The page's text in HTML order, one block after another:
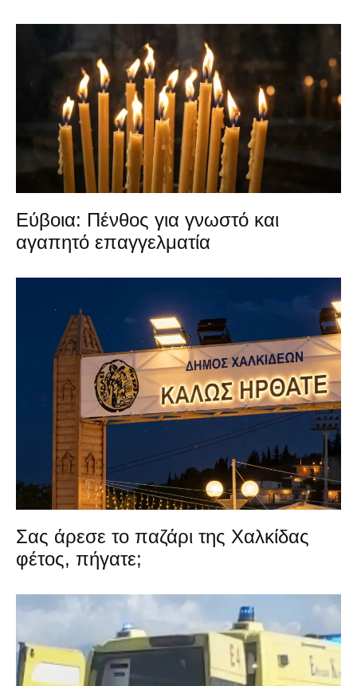
Εύβοια: Πένθος για γνωστό και
αγαπητό επαγγελματία
Σας άρεσε το παζάρι της Χαλκίδας
φέτος, πήγατε;